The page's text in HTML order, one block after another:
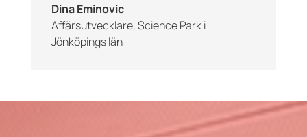
Dina Eminovic
Affärsutvecklare,Science Park i
Jönköpings län